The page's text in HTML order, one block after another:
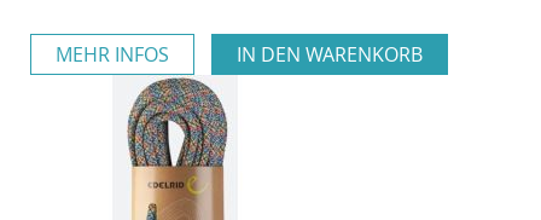
MEHR INFOS IN DEN WARENKORB